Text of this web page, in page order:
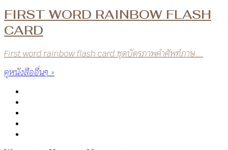
FIRST WORD RAINBOW FLASH
CARD
First word rainbow flash card ชุดบัตรภาพคำศัพท์ภาษ...
ดูหนังสืออื่นๆ »